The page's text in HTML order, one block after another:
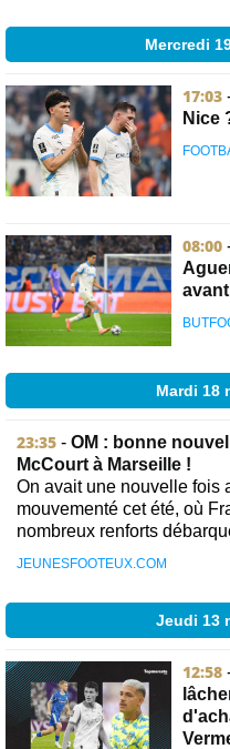
Mercredi
17:03
Nice
08:00
Mardi 18
23:35 - OM : bonne
McCourt à Marseille !
On avait une nouvelle fois
mouvementé cet été, où
nombreux renforts
JEUNESFOOTEUX.COM
Jeudi 13
12:58